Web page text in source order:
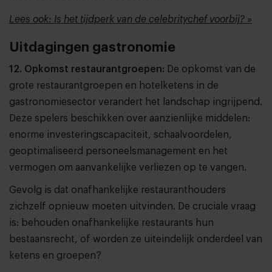
Lees ook: Is het tijdperk van de celebritychef voorbij? »
Uitdagingen gastronomie
12. Opkomst restaurantgroepen: De opkomst van de
grote restaurantgroepen en hotelketens in de
gastronomiesector verandert het landschap ingrijpend.
Deze spelers beschikken over aanzienlijke middelen:
enorme investeringscapaciteit, schaalvoordelen,
geoptimaliseerd personeelsmanagement en het
vermogen om aanvankelijke verliezen op te vangen.
Gevolg is dat onafhankelijke restauranthouders
zichzelf opnieuw moeten uitvinden. De cruciale vraag
is: behouden onafhankelijke restaurants hun
bestaansrecht, of worden ze uiteindelijk onderdeel van
ketens en groepen?